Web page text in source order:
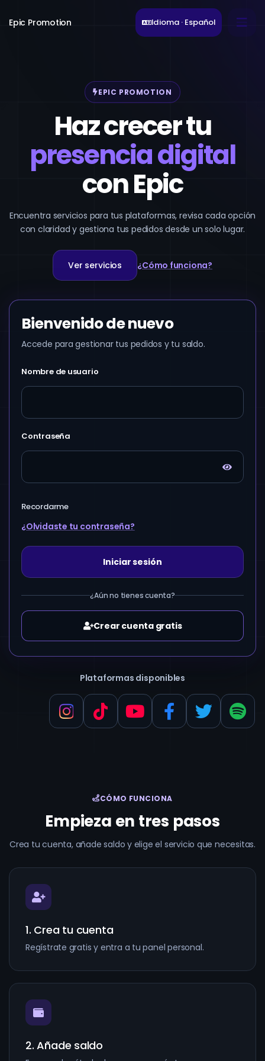
Epic Promotion Idioma · Español
EPIC PROMOTION
Haz crecer tu
presencia digital
con Epic
Encuentra servicios para tus plataformas, revisa cada opción
con claridad y gestiona tus pedidos desde un solo lugar.
Ver servicios ¿Cómo funciona?
Bienvenido de nuevo
Accede para gestionar tus pedidos y tu saldo.
Nombre de usuario
Contraseña
Recordarme
¿Olvidaste tu contraseña?
Iniciar sesión
¿Aún no tienes cuenta?
Crear cuenta gratis
Plataformas disponibles
CÓMO FUNCIONA
Empieza en tres pasos
Crea tu cuenta, añade saldo y elige el servicio que necesitas.
1. Crea tu cuenta
Regístrate gratis y entra a tu panel personal.
2. Añade saldo